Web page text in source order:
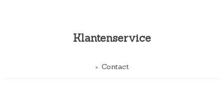
Klantenservice
Contact